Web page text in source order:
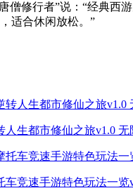
僧修行者”说：“经典西
适合休闲放松。”
人生都市修仙之旅v1.0 无
车竞速手游特色玩法一览